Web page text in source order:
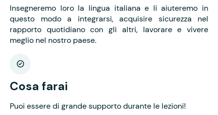
Insegneremo loro la lingua italiana e li aiuteremo in
questo modo a integrarsi, acquisire sicurezza nel
rapporto quotidiano con gli altri, lavorare e vivere
meglio nel nostro paese.
Cosa farai
Puoi essere di grande supporto durante le lezioni!